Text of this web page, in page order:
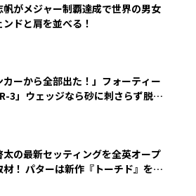
帆がメジャー制覇達成で世界の男女
ンドと肩を並べる！
カーから全部出た！」フォーティー
3」ウェッジなら砂に刺さらず脱出
太の最新セッティングを全英オープ
材！ パターは新作『トーチド』を投